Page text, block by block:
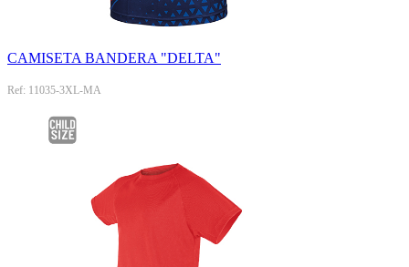
CAMISETA BANDERA "DELTA"
Ref: 11035-3XL-MA